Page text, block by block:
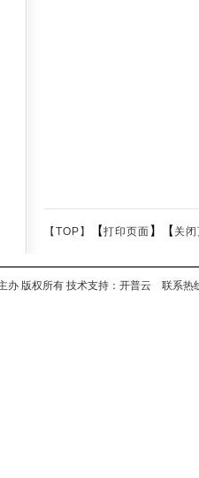
【TOP】 【打印页面 】【 关
办 版权所有 技术支持：开普云 联系